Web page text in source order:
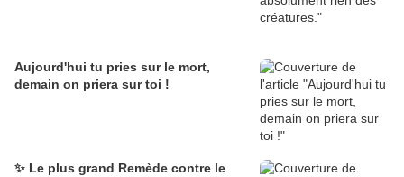
Aujourd'hui tu pries sur le mort,
demain on priera sur toi !
✨ Le plus grand Remède contre le